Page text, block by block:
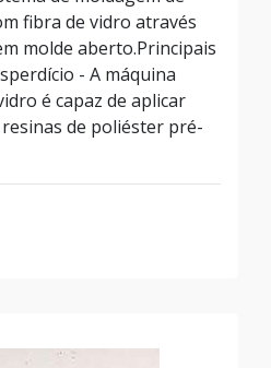
fibra de vidro através
molde aberto.Principais
- A máquina
é capaz de aplicar
de poliéster pré-